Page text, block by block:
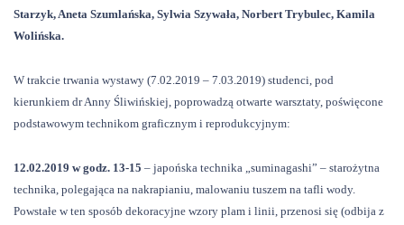
Starzyk, Aneta Szumlańska, Sylwia Szywała, Norbert Trybulec, Kamila
Wolińska.
W trakcie trwania wystawy (7.02.2019 – 7.03.2019) studenci, pod
kierunkiem dr Anny Śliwińskiej, poprowadzą otwarte warsztaty, poświęcone
podstawowym technikom graficznym i reprodukcyjnym:
12.02.2019 w godz. 13-15 – japońska technika „suminagashi” – starożytna
technika, polegająca na nakrapianiu, malowaniu tuszem na tafli wody.
Powstałe w ten sposób dekoracyjne wzory plam i linii, przenosi się (odbija z